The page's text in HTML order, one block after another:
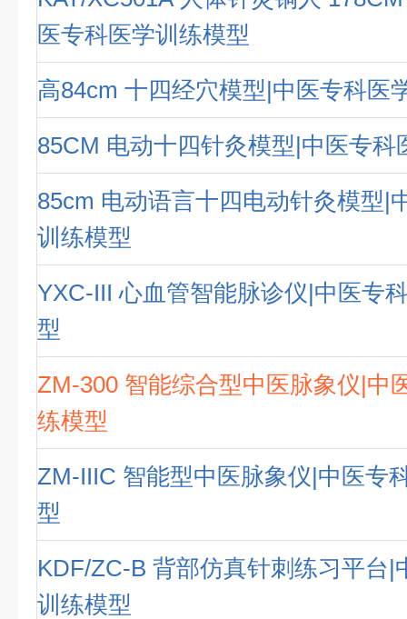
医专科医学训练模型
高84cm 十四经穴模型|中医专科医
85CM 电动十四针灸模型|中医专科
85cm 电动语言十四电动针灸模型|
训练模型
YXC-III 心血管智能脉诊仪|中医专
型
ZM-300 智能综合型中医脉象仪|中
练模型
ZM-IIIC 智能型中医脉象仪|中医专
型
KDF/ZC-B 背部仿真针刺练习平台|
训练模型